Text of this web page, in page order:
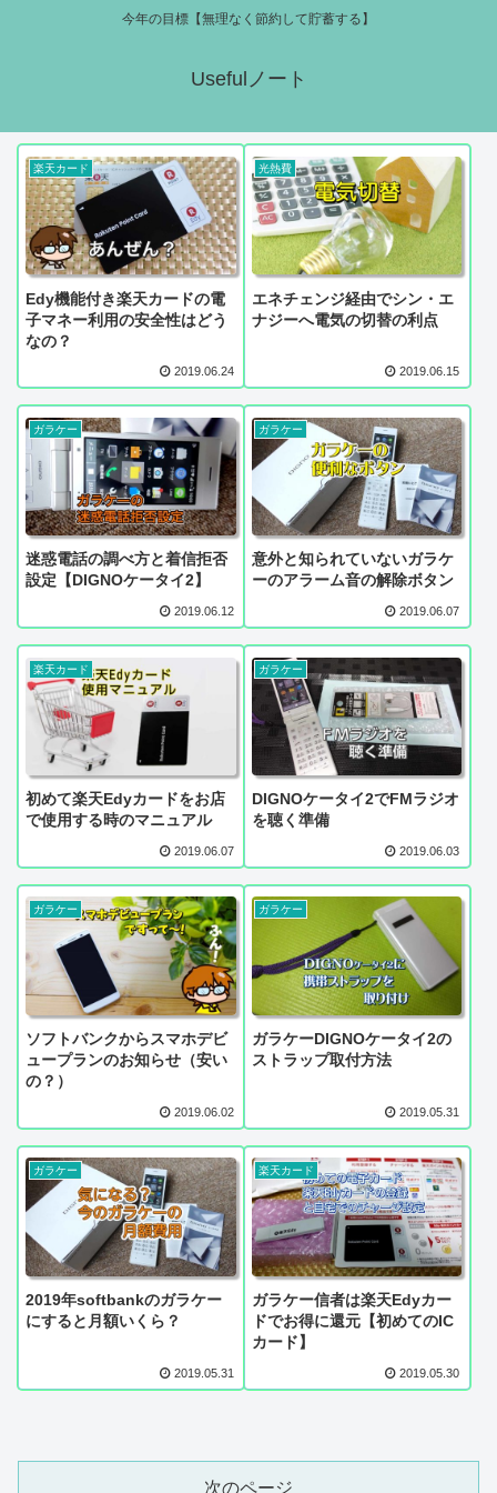
今年の目標【無理なく節約して貯蓄する】
Usefulノート
楽天カード
Edy機能付き楽天カードの電
子マネー利用の安全性はどう
なの？
2019.06.24
光熱費
エネチェンジ経由でシン・エ
ナジーへ電気の切替の利点
2019.06.15
ガラケー
迷惑電話の調べ方と着信拒否
設定【DIGNOケータイ2】
2019.06.12
ガラケー
意外と知られていないガラケ
ーのアラーム音の解除ボタン
2019.06.07
楽天カード
初めて楽天Edyカードをお店
で使用する時のマニュアル
2019.06.07
ガラケー
DIGNOケータイ2でFMラジオ
を聴く準備
2019.06.03
ガラケー
ソフトバンクからスマホデビ
ュープランのお知らせ（安い
の？）
2019.06.02
ガラケー
ガラケーDIGNOケータイ2の
ストラップ取付方法
2019.05.31
ガラケー
2019年softbankのガラケー
にすると月額いくら？
2019.05.31
楽天カード
ガラケー信者は楽天Edyカー
ドでお得に還元【初めてのIC
カード】
2019.05.30
次のページ